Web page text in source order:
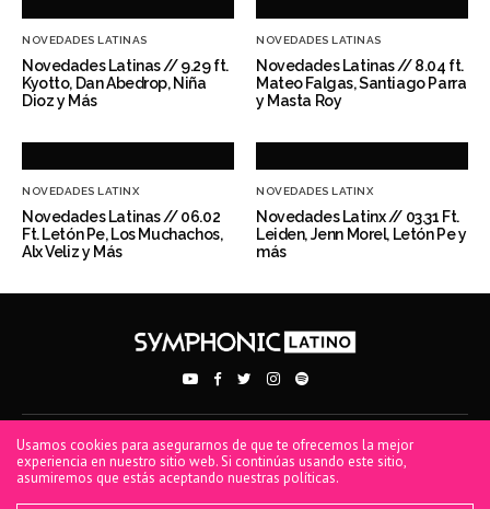
NOVEDADES LATINAS
Novedades Latinas // 9.29 ft.
Kyotto, Dan Abedrop, Niña
Dioz y Más
NOVEDADES LATINAS
Novedades Latinas // 8.04 ft.
Mateo Falgas, Santiago Parra
y Masta Roy
NOVEDADES LATINX
Novedades Latinas // 06.02
Ft. Letón Pe, Los Muchachos,
Alx Veliz y Más
NOVEDADES LATINX
Novedades Latinx // 03.31 Ft.
Leiden, Jenn Morel, Letón Pe y
más
PRIVACY POLICY TERMS OF USE COOKIE POLICY
® 2026 Symphonic. All rights reserved. Symphonic Distribution, SD, Spread Your
Music, Symphonic, and Bodega Sync are all trademarks or registered trademarks of
Usamos cookies para asegurarnos de que te ofrecemos la mejor
experiencia en nuestro sitio web. Si continúas usando este sitio,
asumiremos que estás aceptando nuestras políticas.